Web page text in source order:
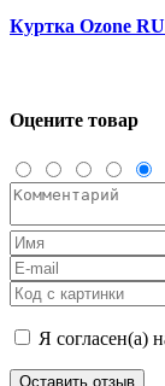
Куртка Ozone
Оцените товар
Я согласен(а)
Оставить отзыв